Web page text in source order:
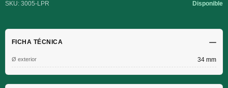
SKU: 3005-LPR Disponible
FICHA TÉCNICA
Ø exterior 34 mm